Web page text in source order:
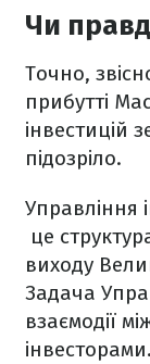
Чи
Точно,
прибутті
інвестицій
підозріло.
Управління
це
виходу
Задача
взаємодії
інвесторами.